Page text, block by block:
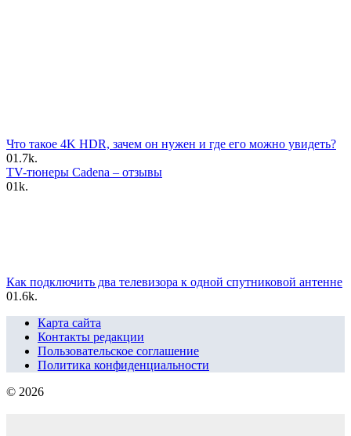
Что такое 4K HDR, зачем он нужен и где его можно увидеть?
01.7k.
TV-тюнеры Cadena – отзывы
01k.
Как подключить два телевизора к одной спутниковой антенне
01.6k.
Карта сайта
Контакты редакции
Пользовательское соглашение
Политика конфиденциальности
© 2026